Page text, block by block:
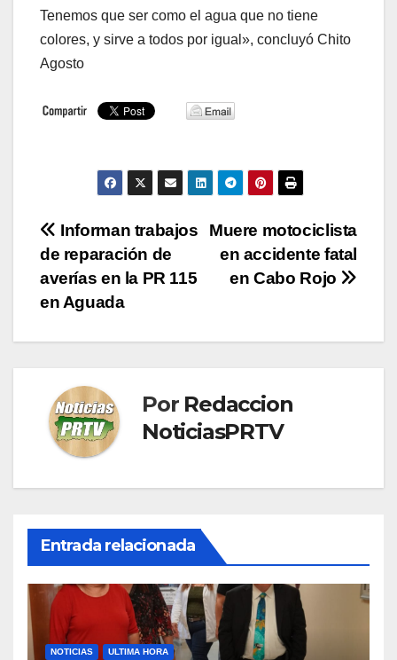
Tenemos que ser como el agua que no tiene
colores, y sirve a todos por igual», concluyó Chito
Agosto
Navegación
de
entradas
Muere motociclista
en accidente fatal
en Cabo Rojo
Informan trabajos
de reparación de
averías en la PR 115
en Aguada
Por Redaccion
NoticiasPRTV
Entrada relacionada
NOTICIAS ULTIMA HORA